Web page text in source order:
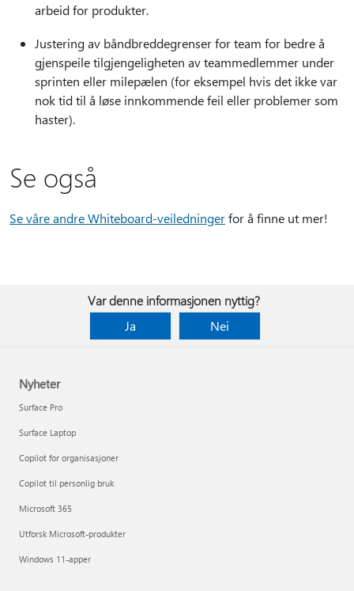
arbeid for produkter.
Justering av båndbreddegrenser for team for bedre å
gjenspeile tilgjengeligheten av teammedlemmer under
sprinten eller milepælen (for eksempel hvis det ikke var
nok tid til å løse innkommende feil eller problemer som
haster).
Se også
Se våre andre Whiteboard-veiledningerfor å finne ut mer!
Var denne informasjonen nyttig?
Ja
Nei
Nyheter
Surface Pro
Surface Laptop
Copilot for organisasjoner
Copilot til personlig bruk
Microsoft 365
Utforsk Microsoft-produkter
Windows 11-apper